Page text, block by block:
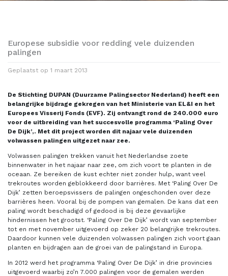
Europese subsidie voor redding vele duizenden
palingen
Geplaatst op 1 maart 2013
De Stichting DUPAN (Duurzame Palingsector Nederland) heeft een
belangrijke bijdrage gekregen van het Ministerie van EL&I en het
Europees Visserij Fonds (EVF). Zij ontvangt rond de 240.000 euro
voor de uitbreiding van het succesvolle programma ‘Paling Over
De Dijk’,. Met dit project worden dit najaar vele duizenden
volwassen palingen uitgezet naar zee.
Volwassen palingen trekken vanuit het Nederlandse zoete
binnenwater in het najaar naar zee, om zich voort te planten in de
oceaan. Ze bereiken de kust echter niet zonder hulp, want veel
trekroutes worden geblokkeerd door barrières. Met ‘Paling Over De
Dijk’ zetten beroepsvissers de palingen ongeschonden over deze
barrières heen. Vooral bij de pompen van gemalen. De kans dat een
paling wordt beschadigd of gedood is bij deze gevaarlijke
hindernissen het grootst. ‘Paling Over De Dijk’ wordt van september
tot en met november uitgevoerd op zeker 20 belangrijke trekroutes.
Daardoor kunnen vele duizenden volwassen palingen zich voort gaan
planten en bijdragen aan de groei van de palingstand in Europa.
In 2012 werd het programma ‘Paling Over De Dijk’ in drie provincies
uitgevoerd waarbij zo’n 7.000 palingen voor de gemalen werden